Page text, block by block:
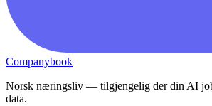
Companybook
Norsk næringsliv — tilgjengelig der din AI
data.